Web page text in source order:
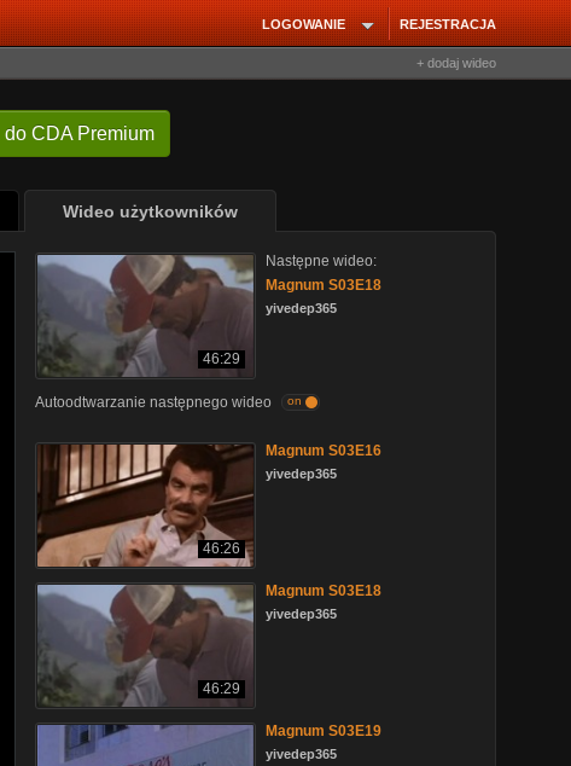
REJESTRACJA
LOGOWANIE
+ dodaj wideo
do CDA Premium
Wideo użytkowników
46:29
Następne wideo:
Magnum S03E18
yivedep365
Autoodtwarzanie następnego wideo on
46:26
Magnum S03E16
yivedep365
46:29
Magnum S03E18
yivedep365
Magnum S03E19
yivedep365